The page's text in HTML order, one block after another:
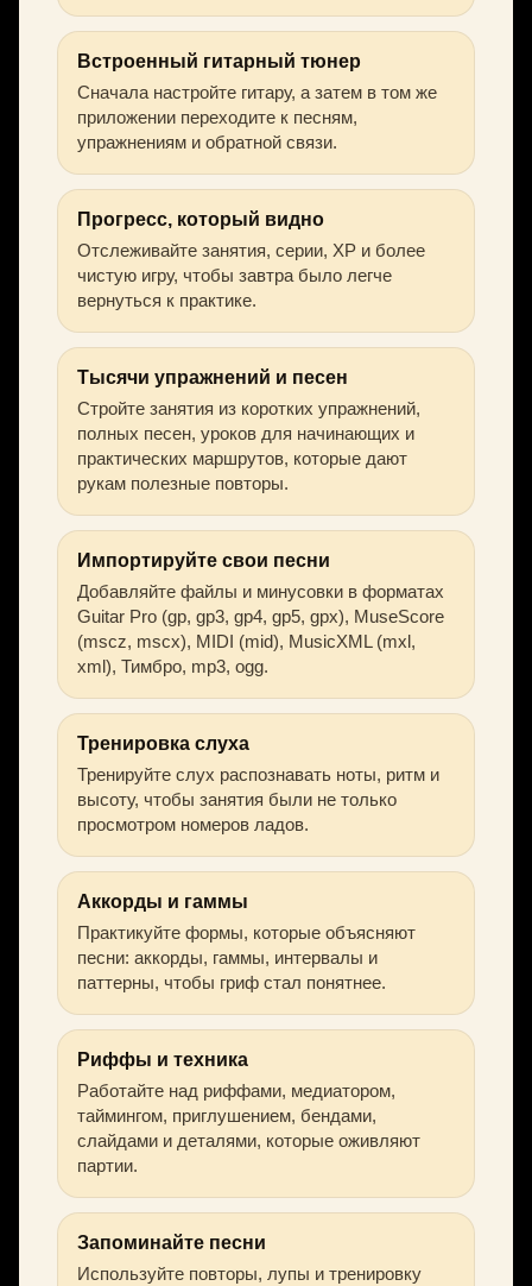
Встроенный гитарный тюнер
Сначала настройте гитару, а затем в том же
приложении переходите к песням,
упражнениям и обратной связи.
Прогресс, который видно
Отслеживайте занятия, серии, XP и более
чистую игру, чтобы завтра было легче
вернуться к практике.
Тысячи упражнений и песен
Стройте занятия из коротких упражнений,
полных песен, уроков для начинающих и
практических маршрутов, которые дают
рукам полезные повторы.
Импортируйте свои песни
Добавляйте файлы и минусовки в форматах
Guitar Pro (gp, gp3, gp4, gp5, gpx), MuseScore
(mscz, mscx), MIDI (mid), MusicXML (mxl,
xml), Тимбро, mp3, ogg.
Тренировка слуха
Тренируйте слух распознавать ноты, ритм и
высоту, чтобы занятия были не только
просмотром номеров ладов.
Аккорды и гаммы
Практикуйте формы, которые объясняют
песни: аккорды, гаммы, интервалы и
паттерны, чтобы гриф стал понятнее.
Риффы и техника
Работайте над риффами, медиатором,
таймингом, приглушением, бендами,
слайдами и деталями, которые оживляют
партии.
Запоминайте песни
Используйте повторы, лупы и тренировку